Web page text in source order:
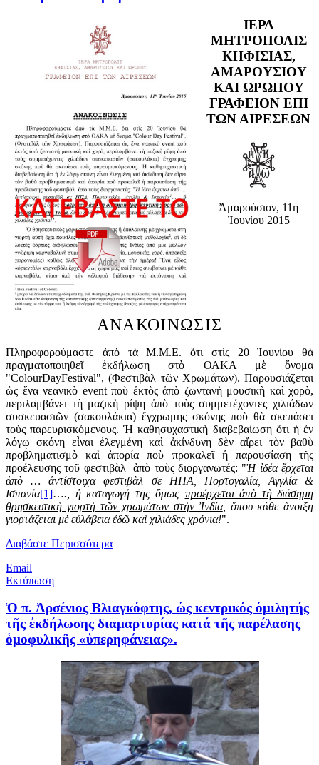
ΙΕΡΑ
ΜΗΤΡΟΠΟΛΙΣ
ΚΗΦΙΣΙΑΣ,
ΑΜΑΡΟΥΣΙΟΥ
ΚΑΙ ΩΡΩΠΟΥ
ΓΡΑΦΕΙΟΝ ΕΠΙ
ΤΩΝ ΑΙΡΕΣΕΩΝ
Ἀμαρούσιον, 11η
Ἰουνίου 2015
ΑΝΑΚΟΙΝΩΣΙΣ
Πληροφορούμαστε ἀπὸ τὰ Μ.Μ.Ε. ὅτι στὶς 20 Ἰουνίου θὰ
πραγματοποιηθεῖ ἐκδήλωση στὸ ΟΑΚΑ μὲ ὄνομα
"ColourDayFestival", (Φεστιβὰλ τῶν Χρωμάτων). Παρουσιάζεται
ὡς ἕνα νεανικὸ event ποὺ ἐκτὸς ἀπὸ ζωντανὴ μουσικὴ καὶ χορὸ,
περιλαμβάνει τὴ μαζικὴ ρίψη ἀπὸ τοὺς συμμετέχοντες χιλιάδων
συσκευασιῶν (σακουλάκια) ἔγχρωμης σκόνης ποὺ θὰ σκεπάσει
τοὺς παρευρισκόμενους. Ἡ καθησυχαστικὴ διαβεβαίωση ὅτι ἡ ἐν
λόγῳ σκόνη εἶναι ἐλεγμένη καὶ ἀκίνδυνη δὲν αἴρει τὸν βαθὺ
προβληματισμὸ καὶ ἀπορία ποὺ προκαλεῖ ἡ παρουσίαση τῆς
προέλευσης τοῦ φεστιβὰλ ἀπὸ τοὺς διοργανωτές: "Ἡ ἰδέα ἔρχεται
ἀπὸ … ἀντίστοιχα φεστιβὰλ σε ΗΠΑ, Πορτογαλία, Αγγλία &
Ισπανία[1]…., ἡ καταγωγή της ὅμως προέρχεται ἀπὸ τὴ διάσημη
θρησκευτικὴ γιορτὴ τῶν χρωμάτων στὴν Ἰνδία, ὅπου κάθε ἄνοιξη
γιορτάζεται μὲ εὐλάβεια ἐδῶ καὶ χιλιάδες χρόνια!".
Διαβάστε Περισσότερα
Email
Εκτύπωση
Ὁ π. Ἀρσένιος Βλιαγκόφτης, ὡς κεντρικός ὁμιλητής
τῆς ἐκδήλωσης διαμαρτυρίας κατά τῆς παρέλασης
ὁμοφυλικῆς «ὑπερηφάνειας».